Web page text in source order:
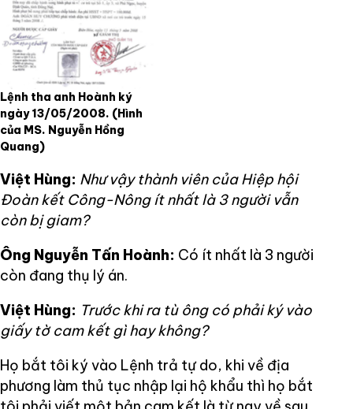
Lệnh tha anh Hoành ký
ngày 13/05/2008. (Hình
của MS. Nguyễn Hồng
Quang)
Việt Hùng: Như vậy thành viên của Hiệp hội
Đoàn kết Công-Nông ít nhất là 3 người vẫn
còn bị giam?
Ông Nguyễn Tấn Hoành: Có ít nhất là 3 người
còn đang thụ lý án.
Việt Hùng: Trước khi ra tù ông có phải ký vào
giấy tờ cam kết gì hay không?
Họ bắt tôi ký vào Lệnh trả tự do, khi về địa
phương làm thủ tục nhập lại hộ khẩu thì họ bắt